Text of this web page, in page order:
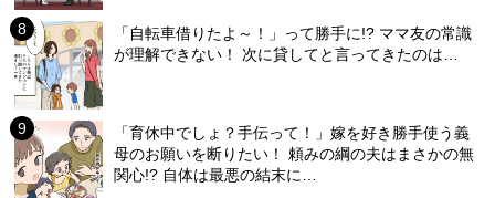
「自転車借りたよ～！」って勝手に!? ママ友の常識
が理解できない！ 次に貸してと言ってきたのは…
「育休中でしょ？手伝って！」嫁を好き勝手使う義
母のお願いを断りたい！ 頼みの綱の夫はまさかの無
関心!? 自体は最悪の結末に…